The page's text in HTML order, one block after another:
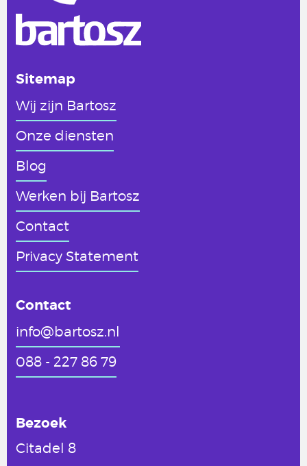
Sitemap
Wij zijn Bartosz
Onze diensten
Blog
Werken bij Bartosz
Contact
Privacy Statement
Contact
info@bartosz.nl
088 - 227 86 79
Bezoek
Citadel 8